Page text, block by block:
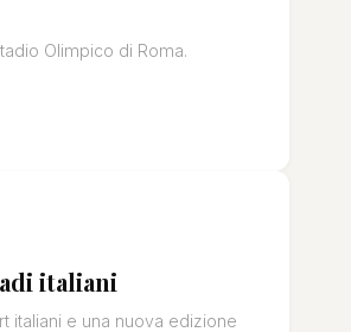
Olimpico di Roma.
italiani
italiani e una nuova edizione